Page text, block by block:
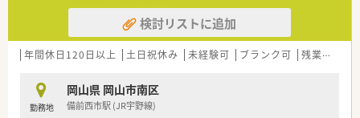
検討リストに追加
年間休日120日以上 土日祝休み 未経験可 ブランク可 残業なし(ほぼなし含む)
勤務地
岡山県 岡山市南区
備前西市駅 (JR宇野線)